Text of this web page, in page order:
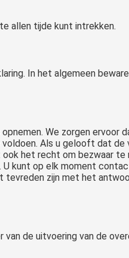
allen tijde kunt intrekken.
In het algemeen
We zorgen ervoor
Als u gelooft dat
het recht om bezwaar te
U kunt op elk moment
tevreden zijn met het
de uitvoering van de